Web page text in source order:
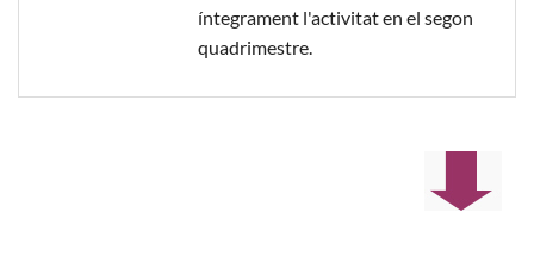
íntegrament l'activitat en el segon
quadrimestre.